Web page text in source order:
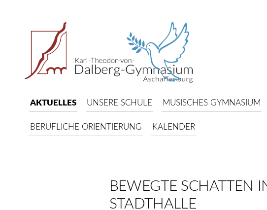
AKTUELLES UNSERE SCHULE MUSISCHES GYMNASIUM
BERUFLICHE ORIENTIERUNG KALENDER
BEWEGTE SCHATTEN
STADTHALLE